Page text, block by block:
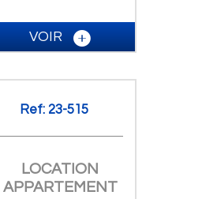
VOIR
Ref: 23-515
LOCATION
APPARTEMENT